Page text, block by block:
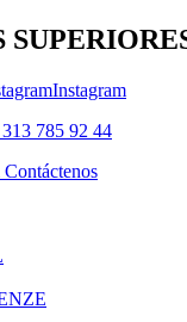
Instagram
785 92 44
Contáctenos